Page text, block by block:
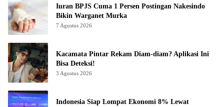
Iuran BPJS Cuma 1 Persen Postingan Nakesindo
Bikin Warganet Murka
7 Agustus 2026
Kacamata Pintar Rekam Diam-diam? Aplikasi Ini
Bisa Deteksi!
3 Agustus 2026
Indonesia Siap Lompat Ekonomi 8% Lewat